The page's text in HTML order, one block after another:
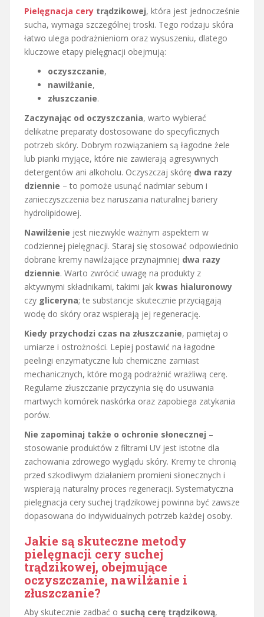
Pielęgnacja cery trądzikowej, która jest jednocześnie
sucha, wymaga szczególnej troski. Tego rodzaju skóra
łatwo ulega podrażnieniom oraz wysuszeniu, dlatego
kluczowe etapy pielęgnacji obejmują:
oczyszczanie,
nawilżanie,
złuszczanie.
Zaczynając od oczyszczania, warto wybierać
delikatne preparaty dostosowane do specyficznych
potrzeb skóry. Dobrym rozwiązaniem są łagodne żele
lub pianki myjące, które nie zawierają agresywnych
detergentów ani alkoholu. Oczyszczaj skórę dwa razy
dziennie – to pomoże usunąć nadmiar sebum i
zanieczyszczenia bez naruszania naturalnej bariery
hydrolipidowej.
Nawilżenie jest niezwykle ważnym aspektem w
codziennej pielęgnacji. Staraj się stosować odpowiednio
dobrane kremy nawilżające przynajmniej dwa razy
dziennie. Warto zwrócić uwagę na produkty z
aktywnymi składnikami, takimi jak kwas hialuronowy
czy gliceryna; te substancje skutecznie przyciągają
wodę do skóry oraz wspierają jej regenerację.
Kiedy przychodzi czas na złuszczanie, pamiętaj o
umiarze i ostrożności. Lepiej postawić na łagodne
peelingi enzymatyczne lub chemiczne zamiast
mechanicznych, które mogą podrażnić wrażliwą cerę.
Regularne złuszczanie przyczynia się do usuwania
martwych komórek naskórka oraz zapobiega zatykania
porów.
Nie zapominaj także o ochronie słonecznej –
stosowanie produktów z filtrami UV jest istotne dla
zachowania zdrowego wyglądu skóry. Kremy te chronią
przed szkodliwym działaniem promieni słonecznych i
wspierają naturalny proces regeneracji. Systematyczna
pielęgnacja cery suchej trądzikowej powinna być zawsze
dopasowana do indywidualnych potrzeb każdej osoby.
Jakie są skuteczne metody
pielęgnacji cery suchej
trądzikowej, obejmujące
oczyszczanie, nawilżanie i
złuszczanie?
Aby skutecznie zadbać o suchą cerę trądzikową,